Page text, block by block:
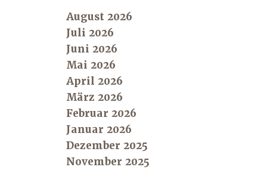
August 2026
Juli 2026
Juni 2026
Mai 2026
April 2026
März 2026
Februar 2026
Januar 2026
Dezember 2025
November 2025